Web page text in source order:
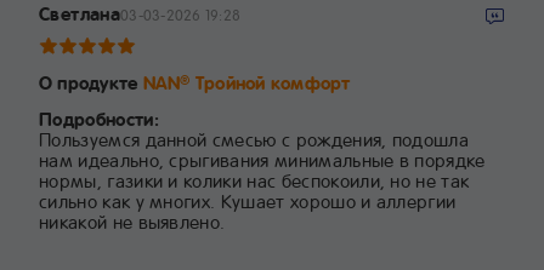
Светлана03-03-2026 19:28
О продукте NAN® Тройной комфорт
Подробности:
Пользуемся данной смесью с рождения, подошла
нам идеально, срыгивания минимальные в порядке
нормы, газики и колики нас беспокоили, но не так
сильно как у многих. Кушает хорошо и аллергии
никакой не выявлено.